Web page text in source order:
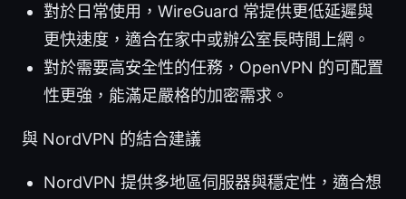
對於日常使用，WireGuard 常提供更低延遲與
更快速度，適合在家中或辦公室長時間上網。
對於需要高安全性的任務，OpenVPN 的可配置
性更強，能滿足嚴格的加密需求。
與 NordVPN 的結合建議
NordVPN 提供多地區伺服器與穩定性，適合想